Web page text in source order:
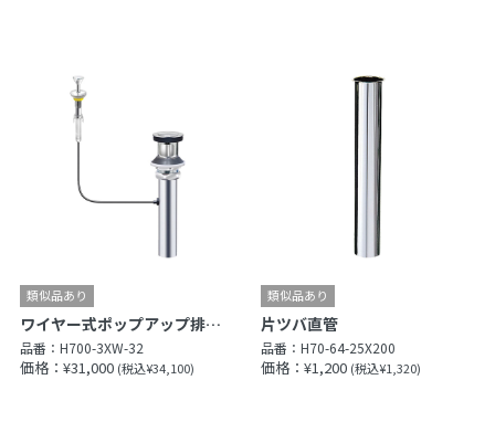
ワイヤー式ポップアップ排水栓上部
品番： H700-3XW-32
価格：¥31,000 (税込¥34,100)
片ツバ直管
品番：H70-64-25X200
価格：¥1,200 (税込¥1,320)